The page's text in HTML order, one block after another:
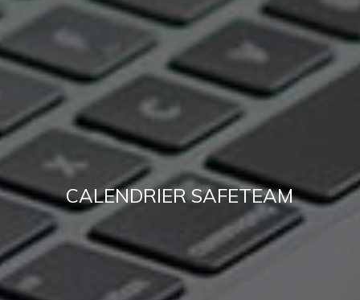
CALENDRIER SAFETEAM